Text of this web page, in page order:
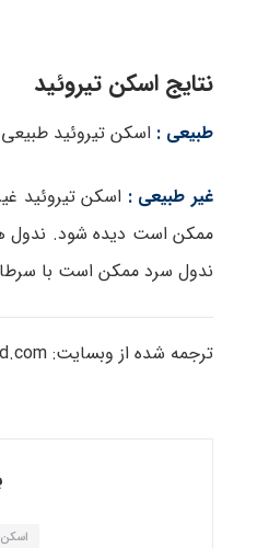
نتایج اسکن تیروئید
طبیعی : اسکن تیروئید طبیعی نشان
غیر طبیعی : اسکن تیروئید
ممکن است دیده شود. ندول
ندول سرد ممکن است با
ترجمه شده از وبسایت: www.webmd.com
اسکن